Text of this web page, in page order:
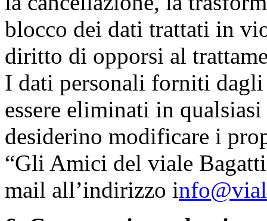
blocco dei dati trattati in
diritto di opporsi al
I dati personali forniti
essere eliminati in
desiderino modificare i
“Gli Amici del viale
mail all’indirizzo i